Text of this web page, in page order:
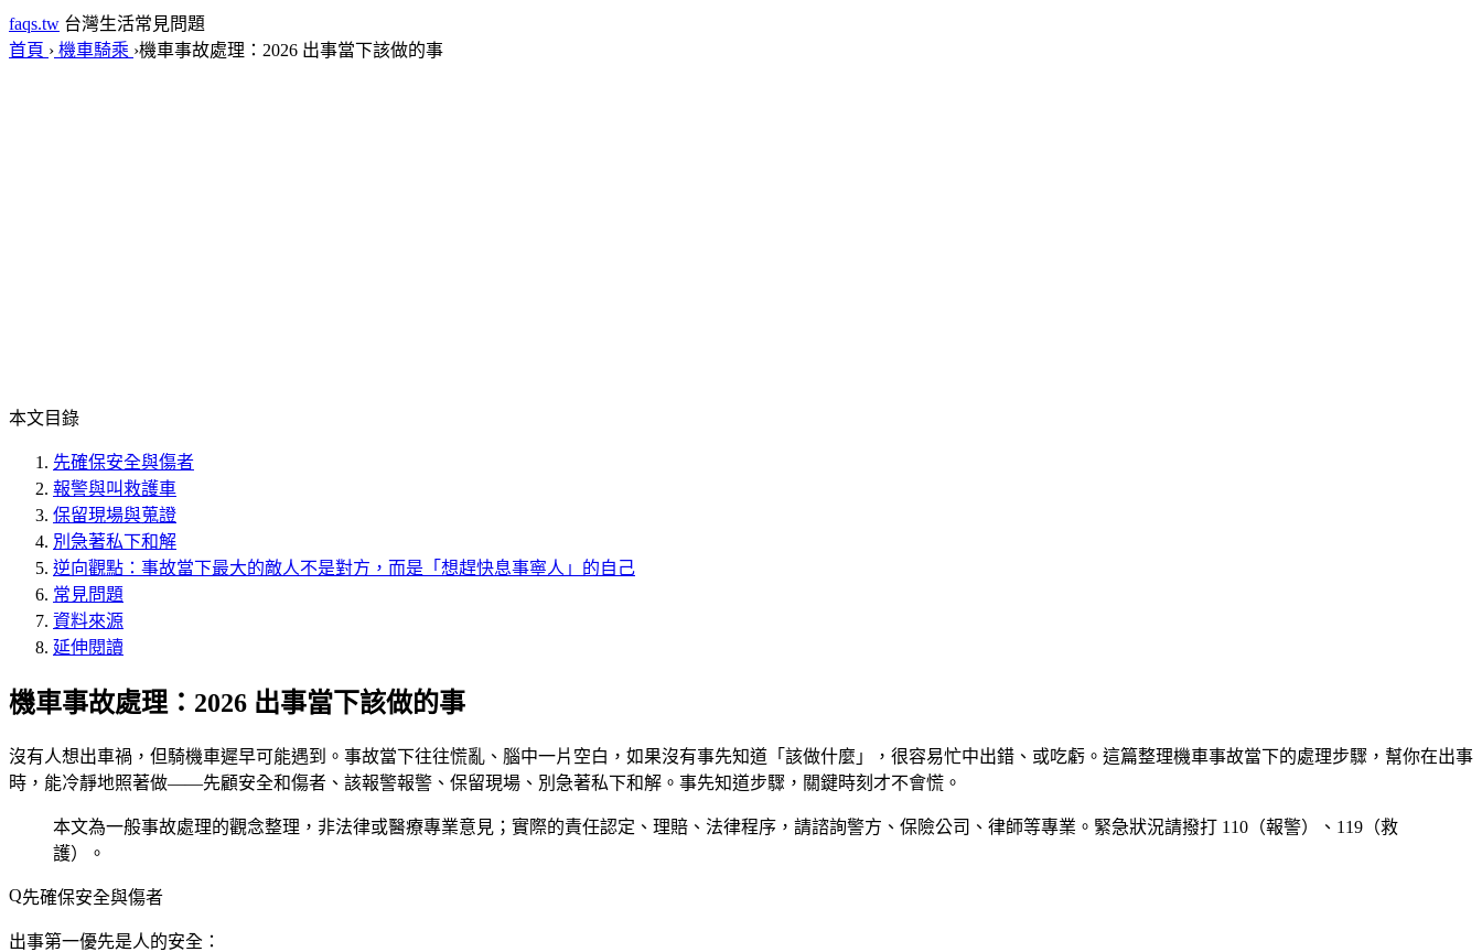
faqs.tw 台灣生活常見問題
首頁 › 機車騎乘 ›機車事故處理：2026 出事當下該做的事
本文目錄
先確保安全與傷者
報警與叫救護車
保留現場與蒐證
別急著私下和解
逆向觀點：事故當下最大的敵人不是對方，而是「想趕快息事寧人」的自己
常見問題
資料來源
延伸閱讀
機車事故處理：2026 出事當下該做的事
沒有人想出車禍，但騎機車遲早可能遇到。事故當下往往慌亂、腦中一片空白，如果沒有事先知道「該做什麼」，很容易忙中出錯、或吃虧。這篇整理機車事故當下的處理步驟，幫你在出事
時，能冷靜地照著做——先顧安全和傷者、該報警報警、保留現場、別急著私下和解。事先知道步驟，關鍵時刻才不會慌。
本文為一般事故處理的觀念整理，非法律或醫療專業意見；實際的責任認定、理賠、法律程序，請諮詢警方、保險公司、律師等專業。緊急狀況請撥打 110（報警）、119（救
護）。
先確保安全與傷者
出事第一優先是人的安全：